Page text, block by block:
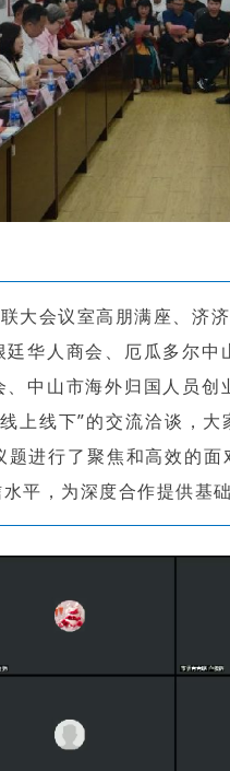
大会议室高朋满座、济
华人商会、厄瓜多尔
中山市海外归国人员
上线下”的交流洽谈，
进行了聚焦和高效的
平，为深度合作提供基础